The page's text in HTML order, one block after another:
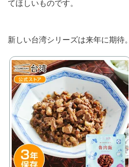
てほしいものです。
新しい台湾シリーズは来年に期待。